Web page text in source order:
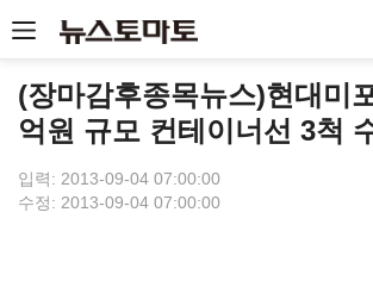
(장마감후종목뉴스)현대미
억원 규모 컨테이너선 3척
입력: 2013-09-04 07:00:00
수정: 2013-09-04 07:00:00